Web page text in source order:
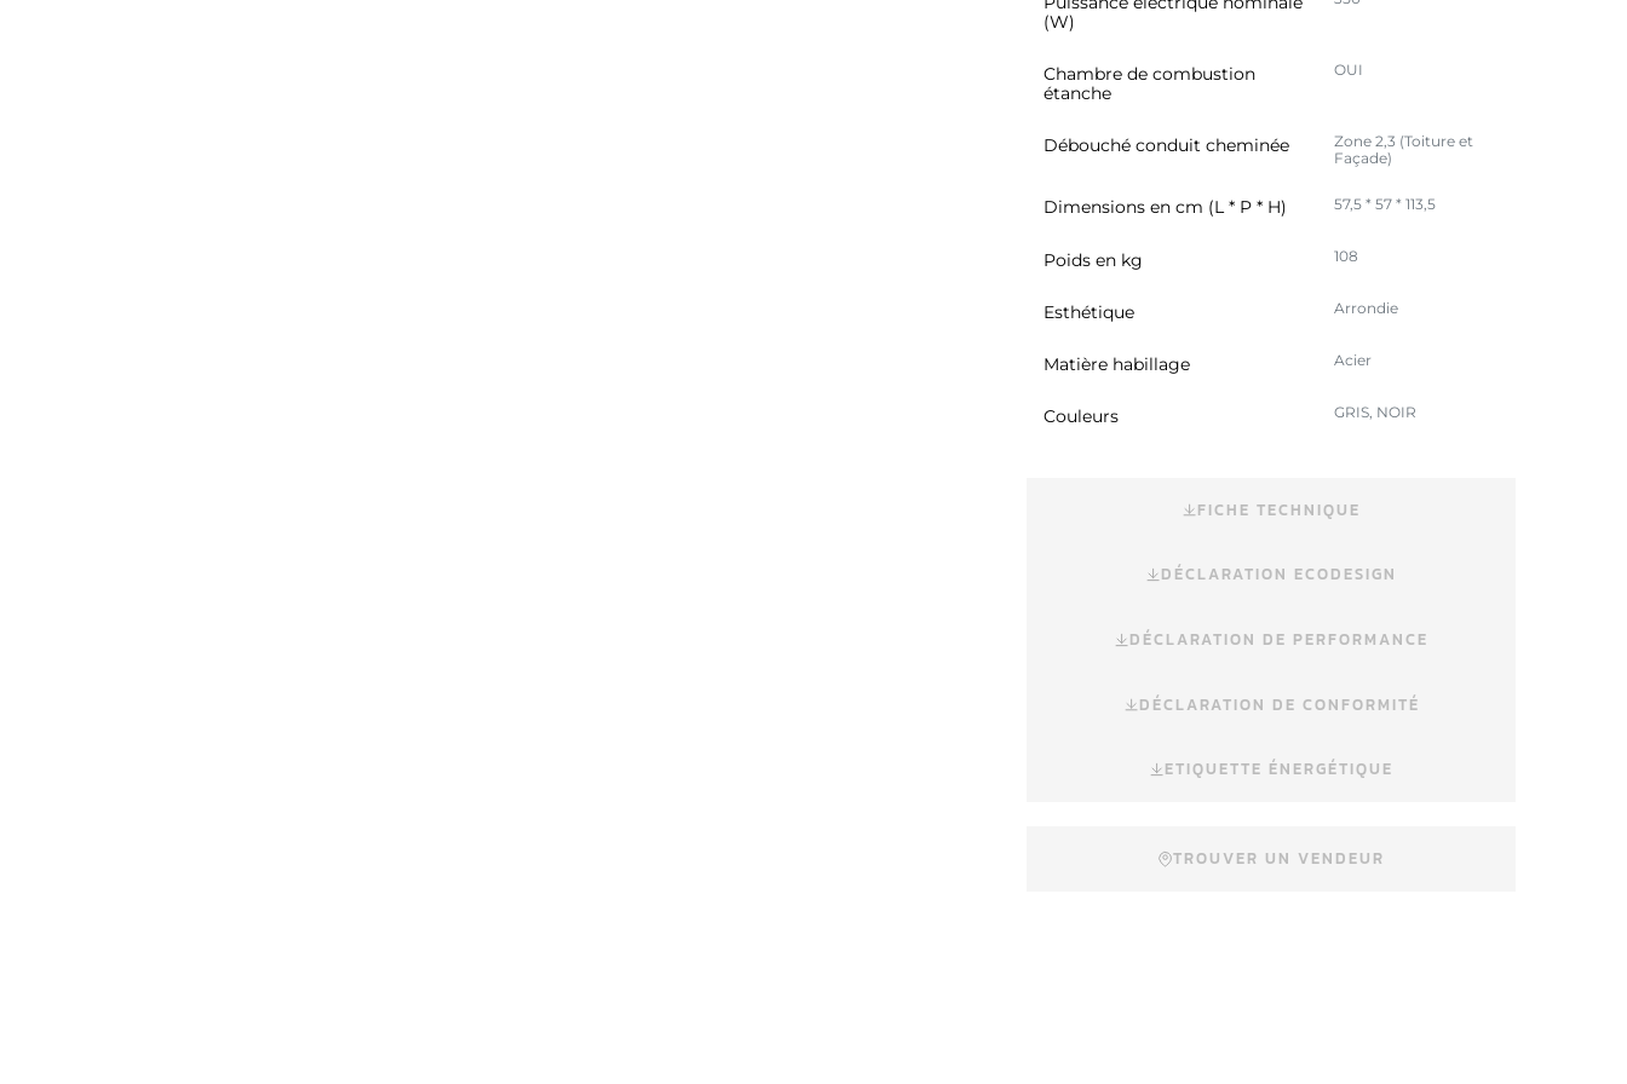
(W)
Chambre de combustion
étanche
OUI
Débouché conduit cheminée
Zone 2,3 (Toiture et
Façade)
Dimensions en cm (L * P * H) 57,5 * 57 * 113,5
Poids en kg 108
Esthétique Arrondie
Matière habillage Acier
Couleurs GRIS, NOIR
FICHE TECHNIQUE
DÉCLARATION ECODESIGN
DÉCLARATION DE PERFORMANCE
DÉCLARATION DE CONFORMITÉ
ETIQUETTE ÉNERGÉTIQUE
TROUVER UN VENDEUR